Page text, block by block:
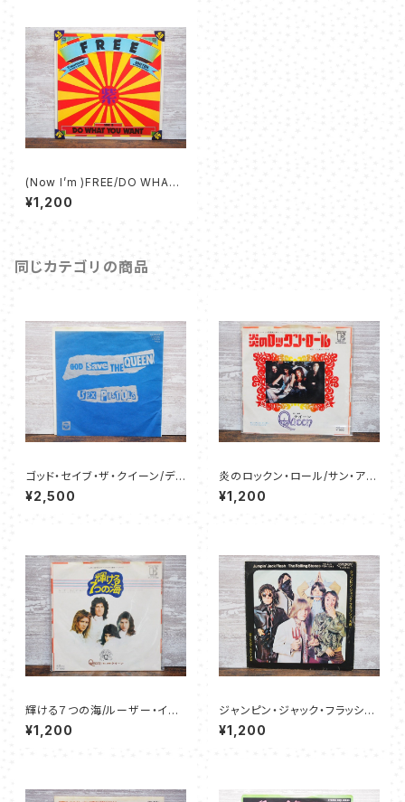
(Now I’m )FREE/DO WHAT
YOU WANT - 紫
¥1,200
同じカテゴリの商品
ゴッド・セイブ・ザ・クイーン/ディ
ド・ユー・ノー・ロング - セック
ス・ピストルズ
¥2,500
炎のロックン・ロール/サン・アン
ド・ドーター - クイーン
¥1,200
輝ける７つの海/ルーザー・イン・
ジ・エンド - クイーン
¥1,200
ジャンピン・ジャック・フラッシュ/
チャイルド・オブ・ザ・ムーン - ロ
ーリング・ストーンズ
¥1,200